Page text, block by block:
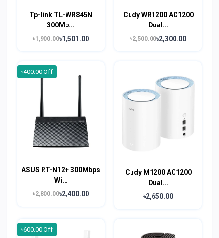
Tp-link TL-WR845N
300Mb...
৳1,900.00৳1,501.00
Cudy WR1200 AC1200
Dual...
৳2,500.00৳2,300.00
৳400.00 Off
ASUS RT-N12+ 300Mbps
Wi...
৳2,800.00৳2,400.00
Cudy M1200 AC1200
Dual...
৳2,650.00
৳600.00 Off